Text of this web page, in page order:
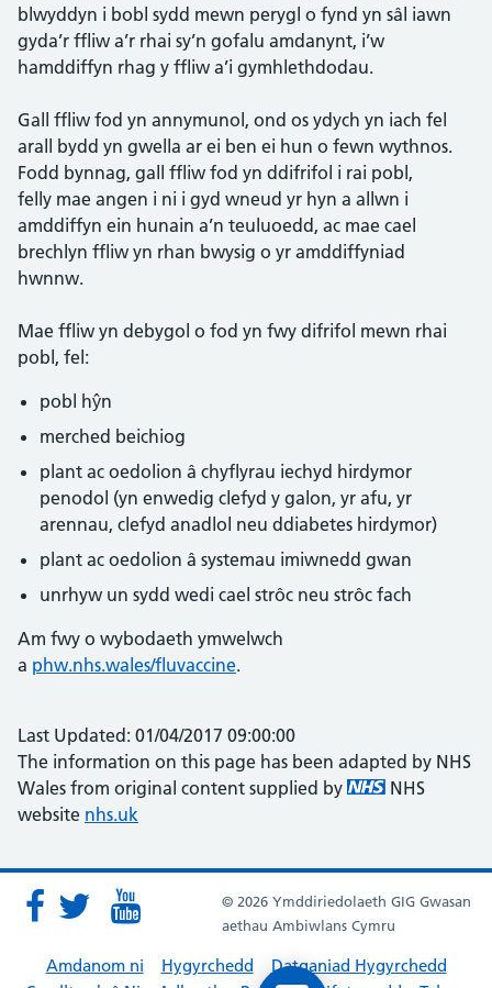
blwyddyn i bobl sydd mewn perygl o fynd yn sâl iawn
gyda’r ffliw a’r rhai sy’n gofalu amdanynt, i’w
hamddiffyn rhag y ffliw a’i gymhlethdodau.
Gall ffliw fod yn annymunol, ond os ydych yn iach fel
arall bydd yn gwella ar ei ben ei hun o fewn wythnos.
Fodd bynnag, gall ffliw fod yn ddifrifol i rai pobl,
felly mae angen i ni i gyd wneud yr hyn a allwn i
amddiffyn ein hunain a’n teuluoedd, ac mae cael
brechlyn ffliw yn rhan bwysig o yr amddiffyniad
hwnnw.
Mae ffliw yn debygol o fod yn fwy difrifol mewn rhai
pobl, fel:
pobl hŷn
merched beichiog
plant ac oedolion â chyflyrau iechyd hirdymor
penodol (yn enwedig clefyd y galon, yr afu, yr
arennau, clefyd anadlol neu ddiabetes hirdymor)
plant ac oedolion â systemau imiwnedd gwan
unrhyw un sydd wedi cael strôc neu strôc fach
Am fwy o wybodaeth ymwelwch
a phw.nhs.wales/fluvaccine.
Last Updated: 01/04/2017 09:00:00
The information on this page has been adapted by NHS
Wales from original content supplied by
NHS
website nhs.uk
© 2026 Ymddiriedolaeth GIG Gwasan
aethau Ambiwlans Cymru
Amdanom ni Hygyrchedd
Datganiad Hygyrchedd